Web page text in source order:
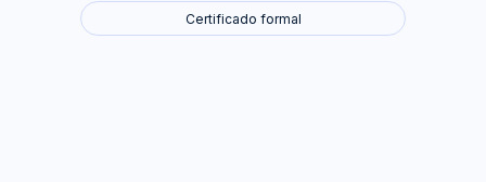
Certificado formal